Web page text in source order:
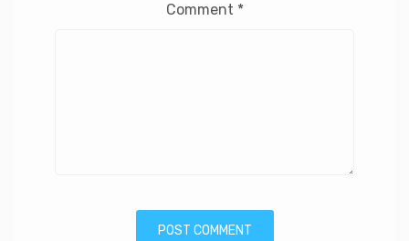
Comment *